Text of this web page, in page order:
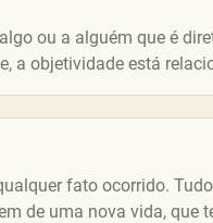
ou a alguém que é
a objetividade está
fato ocorrido.
de uma nova vida, que